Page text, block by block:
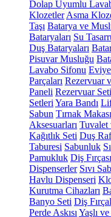
Dolap Uyumlu
Klozetler Asma
Taşı Batarya ve
Bataryaları Su
Duş Bataryaları
Pisuvar Musluğu
Lavabo Sifonu
Parçaları Rezervuar
Paneli Rezervuar Seti
Setleri Yara Bandı
Sabun Tırnak Makası
Aksesuarları Tuvalet
Kağıtlık Seti Duş
Taburesi Sabunluk
Pamukluk Diş
Dispenserler Sıvı
Havlu Dispenseri
Kurutma Cihazları
Banyo Seti Diş
Perde Askısı Yaşlı